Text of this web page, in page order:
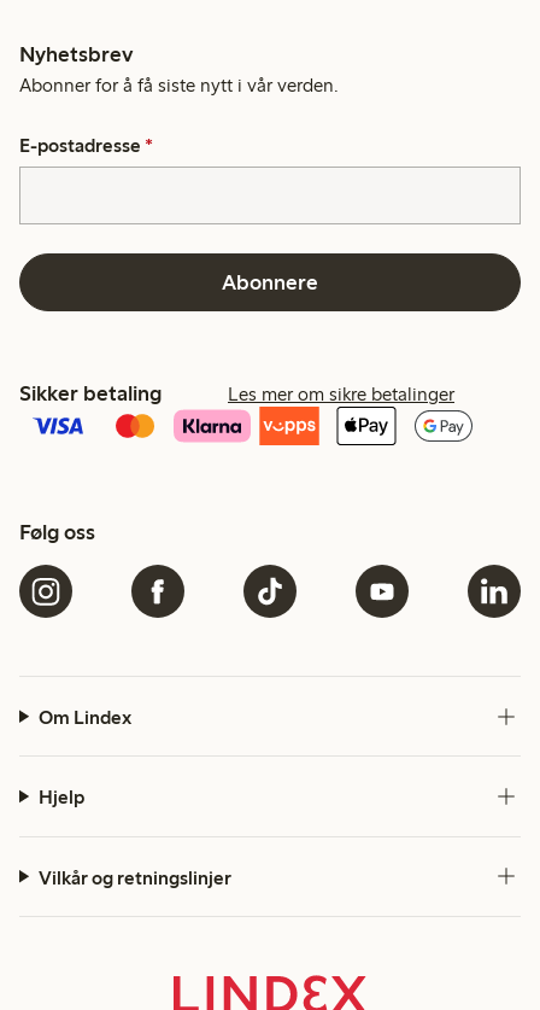
Nyhetsbrev
Abonner for å få siste nytt i vår verden.
E-postadresse *
Abonnere
Sikker betaling Les mer om sikre betalinger
Følg oss
Om Lindex
Hjelp
Vilkår og retningslinjer